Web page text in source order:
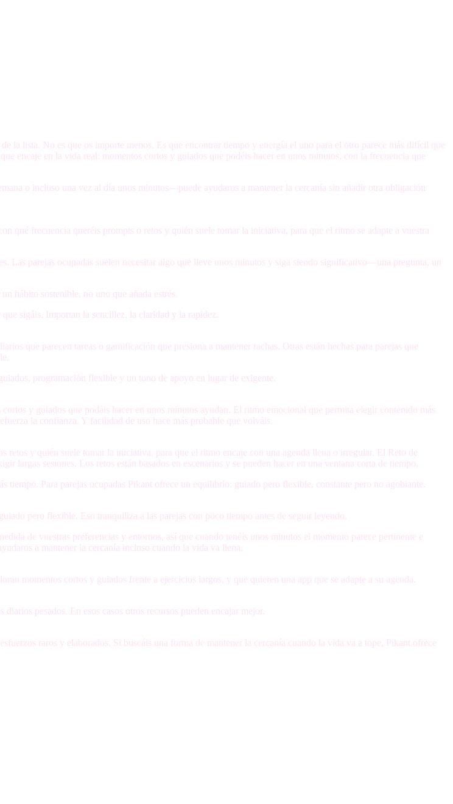
la lista. No es que os importe menos. Es que encontrar tiempo y energía el uno para el otro parece más difícil que
encaje en la vida real: momentos cortos y guiados que podéis hacer en unos minutos, con la frecuencia que
o incluso una vez al día unos minutos—puede ayudaros a mantener la cercanía sin añadir otra obligación
qué frecuencia queréis prompts o retos y quién suele tomar la iniciativa, para que el ritmo se adapte a vuestra
Las parejas ocupadas suelen necesitar algo que lleve unos minutos y siga siendo significativo—una pregunta, un
hábito sostenible, no uno que añada estrés.
sigáis. Importan la sencillez, la claridad y la rapidez.
que parecen tareas o gamificación que presiona a mantener rachas. Otras están hechas para parejas que
programación flexible y un tono de apoyo en lugar de exigente.
cortos y guiados que podáis hacer en unos minutos ayudan. El ritmo emocional que permita elegir contenido más
la confianza. Y facilidad de uso hace más probable que volváis.
retos y quién suele tomar la iniciativa, para que el ritmo encaje con una agenda llena o irregular. El Reto de
sesiones. Los retos están basados en escenarios y se pueden hacer en una ventana corta de tiempo.
tiempo. Para parejas ocupadas Pikant ofrece un equilibrio: guiado pero flexible, constante pero no agobiante.
pero flexible. Eso tranquiliza a las parejas con poco tiempo antes de seguir leyendo.
de vuestras preferencias y entornos, así que cuando tenéis unos minutos el momento parece pertinente e
a mantener la cercanía incluso cuando la vida va llena.
momentos cortos y guiados frente a ejercicios largos, y que quieren una app que se adapte a su agenda.
pesados. En esos casos otros recursos pueden encajar mejor.
raros y elaborados. Si buscáis una forma de mantener la cercanía cuando la vida va a tope, Pikant ofrece